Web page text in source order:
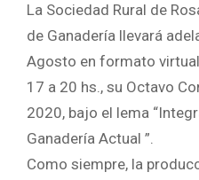
La Sociedad Rural de
de Ganadería llevará
Agosto en formato
17 a 20 hs., su Octavo
2020, bajo el lema
Ganadería Actual ”.
Como siempre, la